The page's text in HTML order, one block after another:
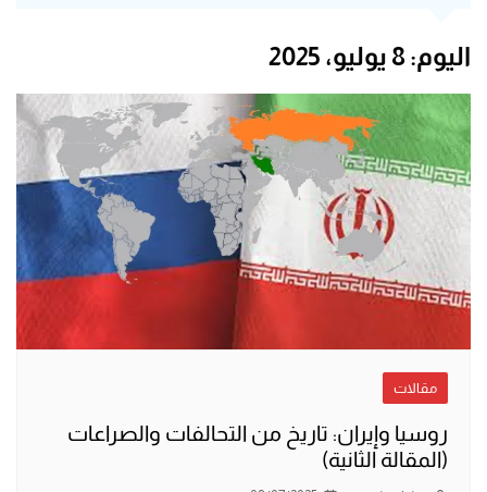
اليوم:8 يوليو، 2025
مقالات
روسيا وإيران: تاريخ من التحالفات والصراعات
(المقالة الثانية)